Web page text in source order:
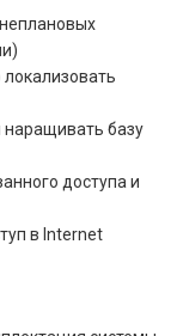
базу
доступа и
в Internet